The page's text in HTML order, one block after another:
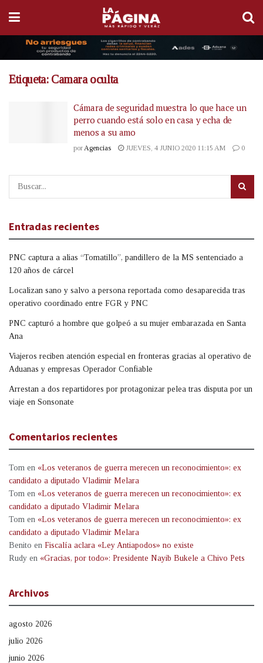
Etiqueta: Camara oculta
Cámara de seguridad muestra lo que hace un
perro cuando está solo en casa y echa de
menos a su amo
por Agencias JUEVES, 4 JUNIO 2020 11:15 AM 0
Entradas recientes
PNC captura a alias “Tomatillo”, pandillero de la MS sentenciado a
120 años de cárcel
Localizan sano y salvo a persona reportada como desaparecida tras
operativo coordinado entre FGR y PNC
PNC capturó a hombre que golpeó a su mujer embarazada en Santa
Ana
Viajeros reciben atención especial en fronteras gracias al operativo de
Aduanas y empresas Operador Confiable
Arrestan a dos repartidores por protagonizar pelea tras disputa por un
viaje en Sonsonate
Comentarios recientes
Tom en «Los veteranos de guerra merecen un reconocimiento»: ex
candidato a diputado Vladimir Melara
Tom en «Los veteranos de guerra merecen un reconocimiento»: ex
candidato a diputado Vladimir Melara
Tom en «Los veteranos de guerra merecen un reconocimiento»: ex
candidato a diputado Vladimir Melara
Benito en Fiscalía aclara «Ley Antiapodos» no existe
Rudy en «Gracias, por todo»: Presidente Nayib Bukele a Chivo Pets
Archivos
agosto 2026
julio 2026
junio 2026